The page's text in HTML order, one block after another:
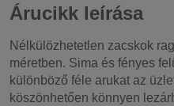
Árucikk leírása
Nélkülözhetetlen zacskok
méretben. Sima és fényes
különböző féle arukat az
köszönhetően könnyen